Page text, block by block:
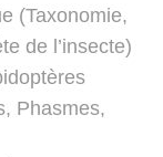
(Taxonomie,
de l’insecte)
Phasmes,